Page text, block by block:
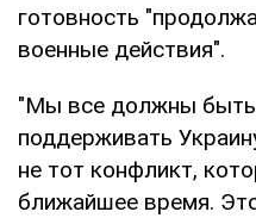
готовность
военные действия".
"Мы все должны
поддерживать
не тот конфликт,
ближайшее время.